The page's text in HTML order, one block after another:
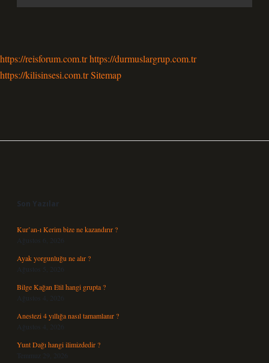
https://reisforum.com.trhttps://durmuslargrup.com.tr
https://kilisinsesi.com.trSitemap
Son Yazılar
Kur’an-ı Kerim bize ne kazandırır ?
Ağustos 6, 2026
Ayak yorgunluğu ne alır ?
Ağustos 5, 2026
Bilge Kağan Etil hangi grupta ?
Ağustos 4, 2026
Anestezi 4 yıllığa nasıl tamamlanır ?
Ağustos 4, 2026
Yunt Dağı hangi ilimizdedir ?
Temmuz 29, 2026